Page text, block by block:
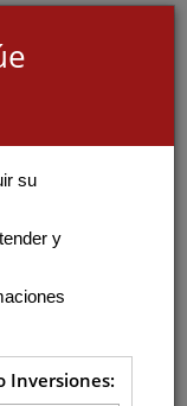
su
y
Inversiones: